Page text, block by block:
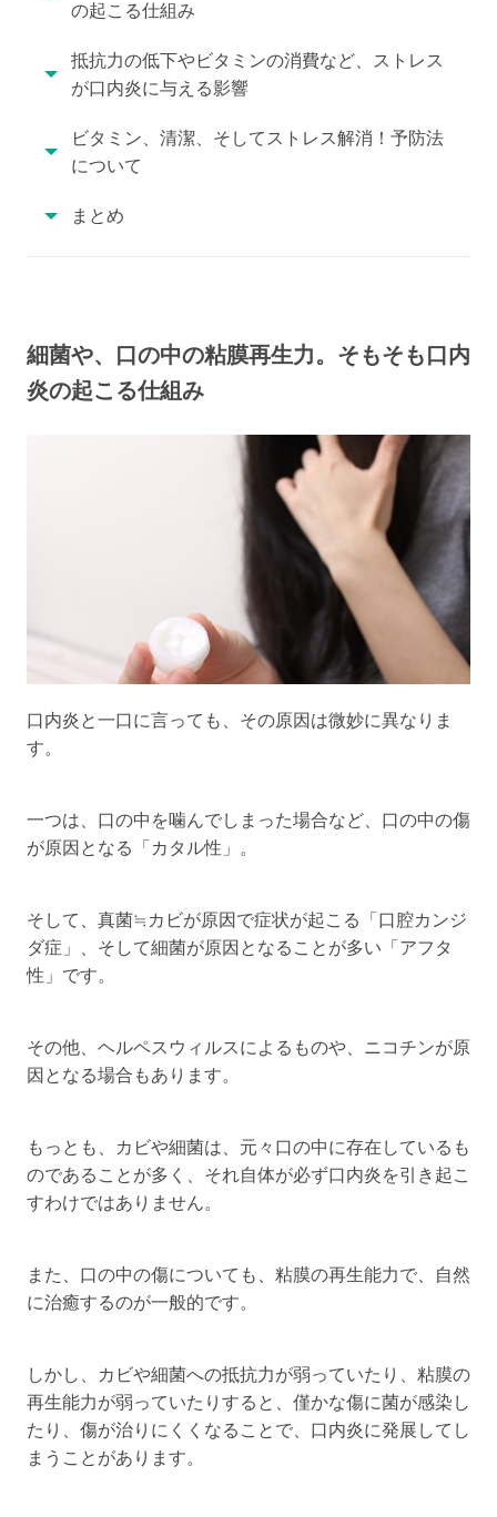
の起こる仕組み
抵抗力の低下やビタミンの消費など、ストレス
が口内炎に与える影響
ビタミン、清潔、そしてストレス解消！予防法
について
まとめ
細菌や、口の中の粘膜再生力。そもそも口内
炎の起こる仕組み
口内炎と一口に言っても、その原因は微妙に異なりま
す。
一つは、口の中を噛んでしまった場合など、口の中の傷
が原因となる「カタル性」。
そして、真菌≒カビが原因で症状が起こる「口腔カンジ
ダ症」、そして細菌が原因となることが多い「アフタ
性」です。
その他、ヘルペスウィルスによるものや、ニコチンが原
因となる場合もあります。
もっとも、カビや細菌は、元々口の中に存在しているも
のであることが多く、それ自体が必ず口内炎を引き起こ
すわけではありません。
また、口の中の傷についても、粘膜の再生能力で、自然
に治癒するのが一般的です。
しかし、カビや細菌への抵抗力が弱っていたり、粘膜の
再生能力が弱っていたりすると、僅かな傷に菌が感染し
たり、傷が治りにくくなることで、口内炎に発展してし
まうことがあります。